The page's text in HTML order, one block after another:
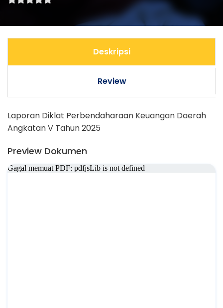
Deskripsi
Review
Laporan Diklat Perbendaharaan Keuangan Daerah
Angkatan V Tahun 2025
Preview Dokumen